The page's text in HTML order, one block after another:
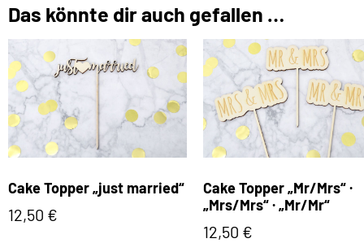
Das könnte dir auch gefallen …
Cake Topper „just married“
12,50 €
Cake Topper „Mr/Mrs“ ·
„Mrs/Mrs“ · „Mr/Mr“
12,50 €